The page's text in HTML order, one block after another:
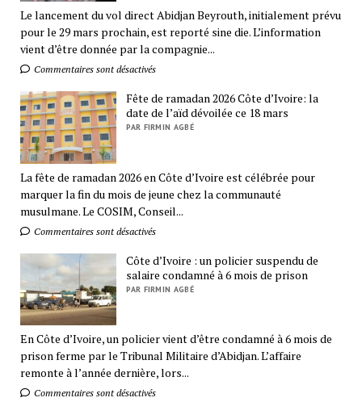
Le lancement du vol direct Abidjan Beyrouth, initialement prévu
pour le 29 mars prochain, est reporté sine die. L’information
vient d’être donnée par la compagnie...
Commentaires sont désactivés
Fête de ramadan 2026 Côte d’Ivoire: la
date de l’aïd dévoilée ce 18 mars
PAR FIRMIN AGBÉ
La fête de ramadan 2026 en Côte d’Ivoire est célébrée pour
marquer la fin du mois de jeune chez la communauté
musulmane. Le COSIM, Conseil...
Commentaires sont désactivés
Côte d’Ivoire : un policier suspendu de
salaire condamné à 6 mois de prison
PAR FIRMIN AGBÉ
En Côte d’Ivoire, un policier vient d’être condamné à 6 mois de
prison ferme par le Tribunal Militaire d’Abidjan. L’affaire
remonte à l’année dernière, lors...
Commentaires sont désactivés